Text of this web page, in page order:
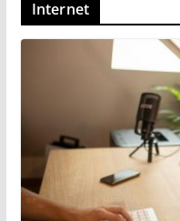
Internet